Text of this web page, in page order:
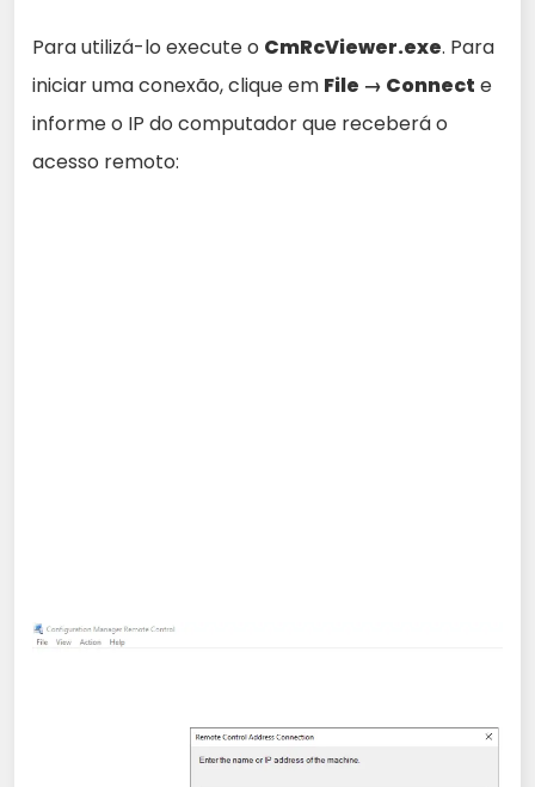
Para utilizá-lo execute o CmRcViewer.exe. Para
iniciar uma conexão, clique em File → Connect e
informe o IP do computador que receberá o
acesso remoto: